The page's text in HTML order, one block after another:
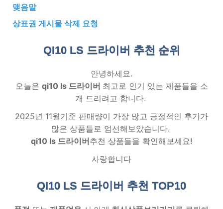
맺음말
상표권 게시물 삭제 요청
QI10 LS 드라이버 추천 순위
안녕하세요.
오늘은 qi10 ls 드라이버 최고로 인기 있는 제품들을 소
개 드리려고 합니다.
2025년 11월기준 판매량이 가장 많고 긍정적인 후기가
많은 상품들로 엄선해보았습니다.
qi10 ls 드라이버추천 상품들을 확인해보세요!
사랑합니다
QI10 LS 드라이버 추천 TOP10